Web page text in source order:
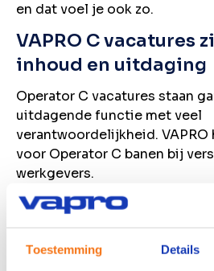
Toestemming Details
en dat voel je ook zo.
VAPRO C vacatures
inhoud en uitdaging
Operator C vacatures staan
uitdagende functie met veel
verantwoordelijkheid.
voor Operator C banen bij
werkgevers.
Op zoek naar een
werkgever die beter
jouw wensen?